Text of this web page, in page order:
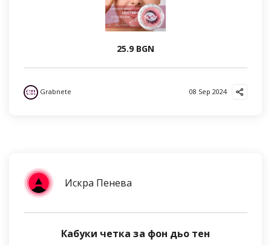
25.9 BGN
Grabnete 08 Sep 2024
Искра Пенева
Кабуки четка за фон дьо тен